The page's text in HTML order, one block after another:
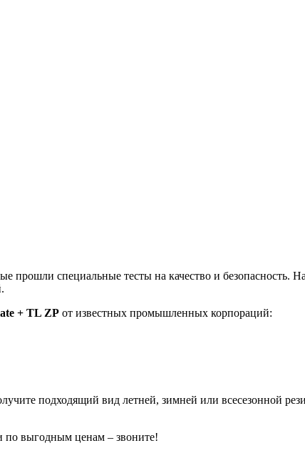
прошли специальные тесты на качество и
+ TL ZP от известных промышленных корпораций:
подходящий вид летней, зимней или всесезонной
по выгодным ценам – звоните!